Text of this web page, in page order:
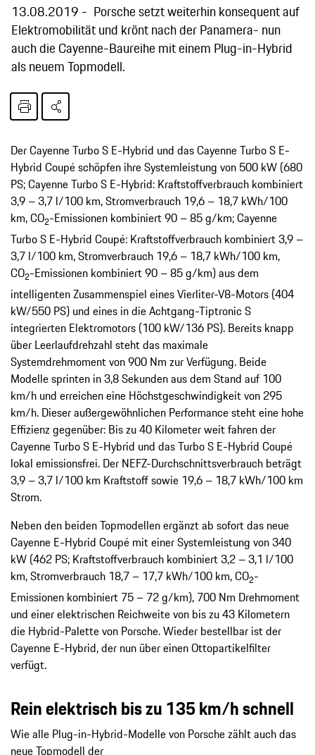
13.08.2019
Porsche setzt weiterhin konsequent auf
Elektromobilität und krönt nach der Panamera- nun
auch die Cayenne-Baureihe mit einem Plug-in-Hybrid
als neuem Topmodell.
Der Cayenne Turbo S E-Hybrid und das Cayenne Turbo S E-
Hybrid Coupé schöpfen ihre Systemleistung von 500 kW (680
PS; Cayenne Turbo S E-Hybrid: Kraftstoffverbrauch kombiniert
3,9 – 3,7 l/100 km, Stromverbrauch 19,6 – 18,7 kWh/100
km, CO2-Emissionen kombiniert 90 – 85 g/km; Cayenne
Turbo S E-Hybrid Coupé: Kraftstoffverbrauch kombiniert 3,9 –
3,7 l/100 km, Stromverbrauch 19,6 – 18,7 kWh/100 km,
CO2-Emissionen kombiniert 90 – 85 g/km) aus dem
intelligenten Zusammenspiel eines Vierliter-V8-Motors (404
kW/550 PS) und eines in die Achtgang-Tiptronic S
integrierten Elektromotors (100 kW/136 PS). Bereits knapp
über Leerlaufdrehzahl steht das maximale
Systemdrehmoment von 900 Nm zur Verfügung. Beide
Modelle sprinten in 3,8 Sekunden aus dem Stand auf 100
km/h und erreichen eine Höchstgeschwindigkeit von 295
km/h. Dieser außergewöhnlichen Performance steht eine hohe
Effizienz gegenüber: Bis zu 40 Kilometer weit fahren der
Cayenne Turbo S E-Hybrid und das Turbo S E-Hybrid Coupé
lokal emissionsfrei. Der NEFZ-Durchschnittsverbrauch beträgt
3,9 – 3,7 l/100 km Kraftstoff sowie 19,6 – 18,7 kWh/100 km
Strom.
Neben den beiden Topmodellen ergänzt ab sofort das neue
Cayenne E-Hybrid Coupé mit einer Systemleistung von 340
kW (462 PS; Kraftstoffverbrauch kombiniert 3,2 – 3,1 l/100
km, Stromverbrauch 18,7 – 17,7 kWh/100 km, CO2-
Emissionen kombiniert 75 – 72 g/km), 700 Nm Drehmoment
und einer elektrischen Reichweite von bis zu 43 Kilometern
die Hybrid-Palette von Porsche. Wieder bestellbar ist der
Cayenne E-Hybrid, der nun über einen Ottopartikelfilter
verfügt.
Rein elektrisch bis zu 135 km/h schnell
Wie alle Plug-in-Hybrid-Modelle von Porsche zählt auch das
neue Topmodell der